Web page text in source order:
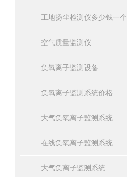
工地扬尘检测仪多少钱一个
空气质量监测仪
负氧离子监测设备
负氧离子监测系统价格
大气负氧离子监测系统
在线负氧离子监测系统
大气负离子监测系统